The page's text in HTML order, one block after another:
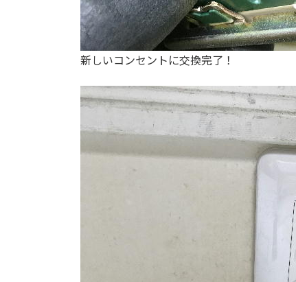
新しいコンセントに交換完了！